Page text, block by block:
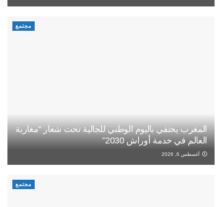
مجتمع
المغرب يحتفي باليوم الوطني للجالية تحت شعار “مغاربة
العالم في خدمة أوراش 2030”
أغسطس 6, 2026
مجتمع